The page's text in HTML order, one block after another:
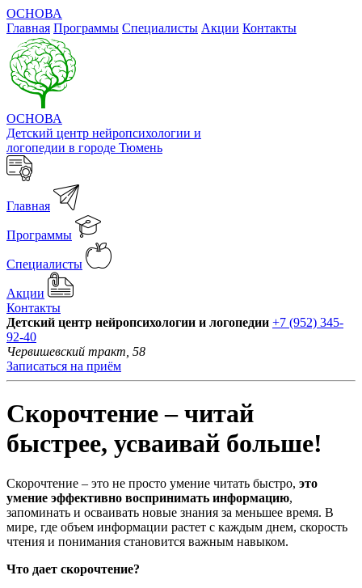
ОСНОВА
Главная Программы Специалисты Акции Контакты
ОСНОВА
Детский центр нейропсихологии и
логопедии в городе Тюмень
Главная
Программы
Специалисты
Акции
Контакты
Детский центр нейропсихологии и логопедии +7 (952) 345-
92-40
Червишевский тракт, 58
Записаться на приём
Скорочтение – читай
быстрее, усваивай больше!
Скорочтение – это не просто умение читать быстро, это
умение эффективно воспринимать информацию,
запоминать и осваивать новые знания за меньшее время. В
мире, где объем информации растет с каждым днем, скорость
чтения и понимания становится важным навыком.
Что дает скорочтение?